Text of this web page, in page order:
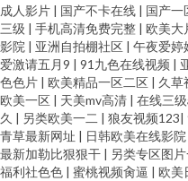
成人影片 | 国产不卡在线 | 国产一
三级 | 手机高清免费完整 | 欧美大
影院 | 亚洲自拍棚社区 | 午夜爱婷
爱激请五月9 | 91九色在线视频 |
色色片 | 欧美精品一区二区 | 久草
欧美一区 | 天美mv高清 | 在线三
久 | 另类欧美一二 | 狼友视频123|
青草最新网址 | 日韩欧美在线影院
最新加勒比狠狠干 | 另类专区图
福利社色色 | 蜜桃视频肏逼 | 欧美